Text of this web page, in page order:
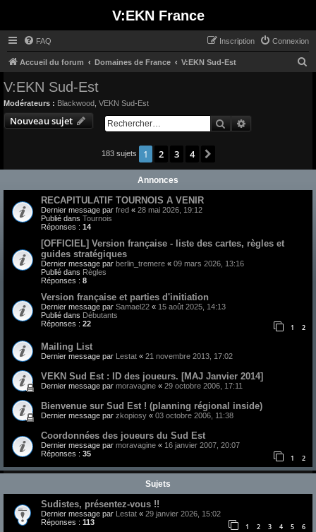
V:EKN France
FAQ Connexion
Inscription
Accueil du forum Domaines de France V:EKN Sud-Est
V:EKN Sud-Est
Modérateurs : Blackwood VEKN Sud-Est
Nouveau sujet Rechercher
183 sujets 1 2 3 4
Annonces
RECAPITULATIF TOURNOIS A VENIR
Dernier message par fred « 28 mai 2026, 19:12
Publié dans Tournois
Réponses : 14
[OFFICIEL] Version française - liste des cartes, règles et
guides stratégiques
Dernier message par berlin_tremere « 09 mars 2026, 13:16
Publié dans Règles
Réponses : 8
Version française et parties d'initiation
Dernier message par Samael22 « 15 août 2025, 14:13
Publié dans Débutants
Réponses : 22 1 2
Mailing List
Dernier message par Lestat « 21 novembre 2013, 17:02
VEKN Sud Est : ID des joueurs. [MAJ Janvier 2014]
Dernier message par moravagine « 29 octobre 2006, 17:11
Bienvenue sur Sud Est ! (planning régional inside)
Dernier message par zkopiosy « 03 octobre 2006, 11:38
Coordonnées des joueurs du Sud Est
Dernier message par moravagine « 16 janvier 2007, 20:07
Réponses : 35 1 2
Sujets
Sudistes, présentez-vous !!
Dernier message par Lestat « 29 janvier 2026, 15:02
Réponses : 113 1 2 3 4 5 6